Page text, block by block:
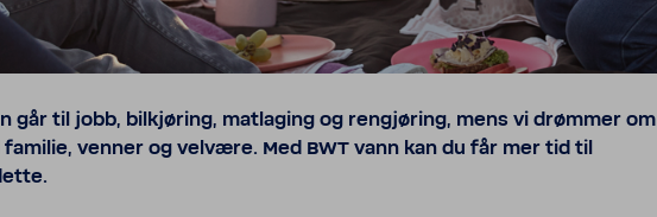
går til jobb, bilkjøring, matlaging og rengjøring, mens vi drømmer om
venner og velvære. Med BWT vann kan du får mer tid til